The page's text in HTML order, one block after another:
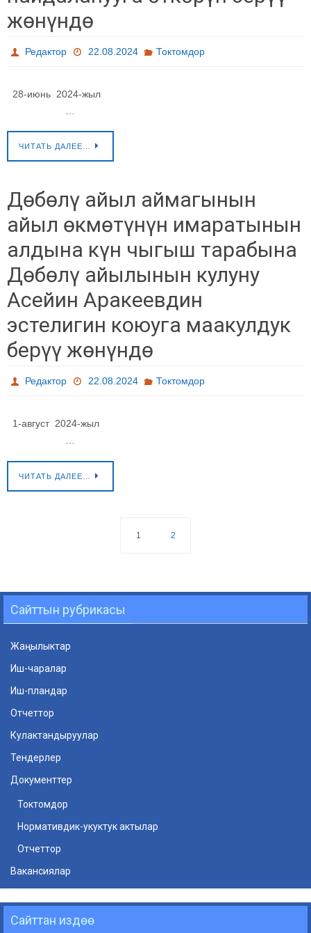
жөнүндө
Редактор 22.08.2024 Токтомдор
28-июнь 2024-жыл
ЧИТАТЬ ДАЛЕЕ…
Дөбөлү айыл аймагынын
айыл өкмөтүнүн имаратынын
алдына күн чыгыш тарабына
Дөбөлү айылынын кулуну
Асейин Аракеевдин
эстелигин коюуга маакулдук
берүү жөнүндө
Редактор 22.08.2024 Токтомдор
1-август 2024-жыл
…
ЧИТАТЬ ДАЛЕЕ…
1 2
Сайттын рубрикасы
Жаңылыктар
Иш-чаралар
Иш-пландар
Отчеттор
Кулактандыруулар
Тендерлер
Документтер
Токтомдор
Нормативдик-укуктук актылар
Отчеттор
Вакансиялар
Сайттан издөө